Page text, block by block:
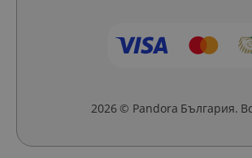
2026 © Pandora България.